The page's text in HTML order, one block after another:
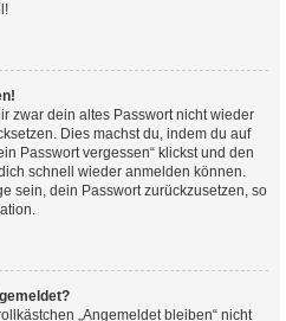
zwar dein altes Passwort nicht wieder
Dies machst du, indem du auf
Passwort vergessen“ klickst und den
schnell wieder anmelden können.
sein, dein Passwort zurückzusetzen, so
„Angemeldet bleiben“ nicht